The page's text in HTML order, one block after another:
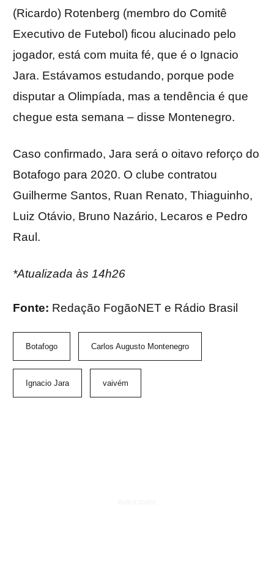
(Ricardo) Rotenberg (membro do Comitê
Executivo de Futebol) ficou alucinado pelo
jogador, está com muita fé, que é o Ignacio
Jara. Estávamos estudando, porque pode
disputar a Olimpíada, mas a tendência é que
chegue esta semana – disse Montenegro.
Caso confirmado, Jara será o oitavo reforço do
Botafogo para 2020. O clube contratou
Guilherme Santos, Ruan Renato, Thiaguinho,
Luiz Otávio, Bruno Nazário, Lecaros e Pedro
Raul.
*Atualizada às 14h26
Fonte: Redação FogãoNET e Rádio Brasil
Botafogo Carlos Augusto Montenegro
Ignacio Jara vaivém